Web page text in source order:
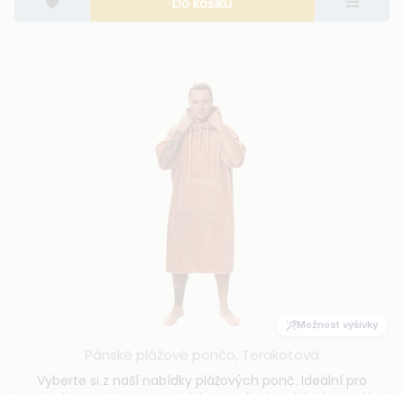
Možnost výšivky
Pánské plážové pončo, Terakotová
Vyberte si z naší nabídky plážových ponč. Ideální pro